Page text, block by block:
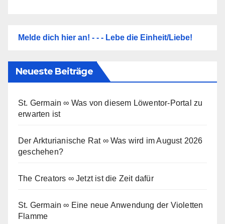
Melde dich hier an! - - - Lebe die Einheit/Liebe!
Neueste Beiträge
St. Germain ∞ Was von diesem Löwentor-Portal zu
erwarten ist
Der Arkturianische Rat ∞ Was wird im August 2026
geschehen?
The Creators ∞ Jetzt ist die Zeit dafür
St. Germain ∞ Eine neue Anwendung der Violetten
Flamme